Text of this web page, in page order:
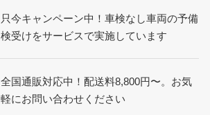
只今キャンペーン中！車検なし車両の予備
検受けをサービスで実施しています
全国通販対応中！配送料8,800円〜。お気
軽にお問い合わせください